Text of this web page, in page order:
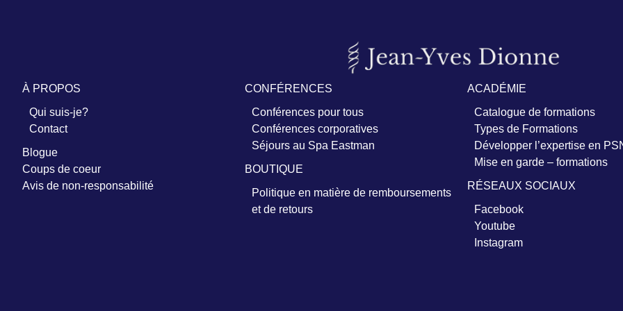
À PROPOS
Qui suis-je?
Contact
Blogue
Coups de coeur
Avis de non-responsabilité
CONFÉRENCES
Conférences pour tous
Conférences corporatives
Séjours au Spa Eastman
BOUTIQUE
Politique en matière de remboursements
et de retours
ACADÉMIE
Catalogue de formations
Types de Formations
Développer l’expertise en
Mise en garde – formations
RÉSEAUX SOCIAUX
Facebook
Youtube
Instagram